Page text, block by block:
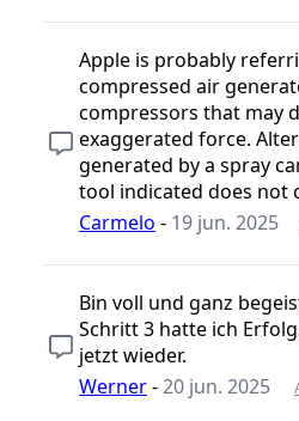
Apple is probably
compressed air
compressors that may
exaggerated force.
generated by a spray
tool indicated does not
Carmelo - 19 jun. 2025
Bin voll und ganz
Schritt 3 hatte ich
jetzt wieder.
Werner-20 jun. 2025